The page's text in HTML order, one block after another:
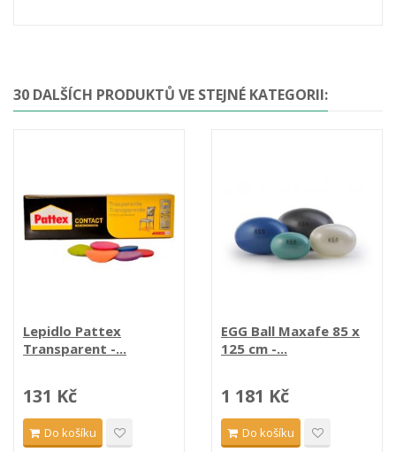
30 DALŠÍCH PRODUKTŮ VE STEJNÉ KATEGORII:
Lepidlo Pattex
Transparent -...
131 Kč
Do košíku
EGG Ball Maxafe 85 x
125 cm -...
1 181 Kč
Do košíku